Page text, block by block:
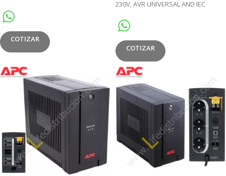
COTIZAR
230V, AVR UNIVERSAL AND IEC
COTIZAR